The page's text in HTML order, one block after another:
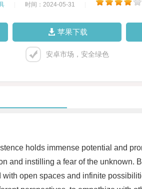
时间：2024-05-31
苹果下载
安卓市场，安全绿色
holds immense potential and
and instilling a fear of the unknown.
open spaces and infinite